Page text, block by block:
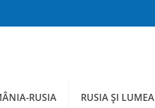
RUSIA RUSIA ȘI LUMEA